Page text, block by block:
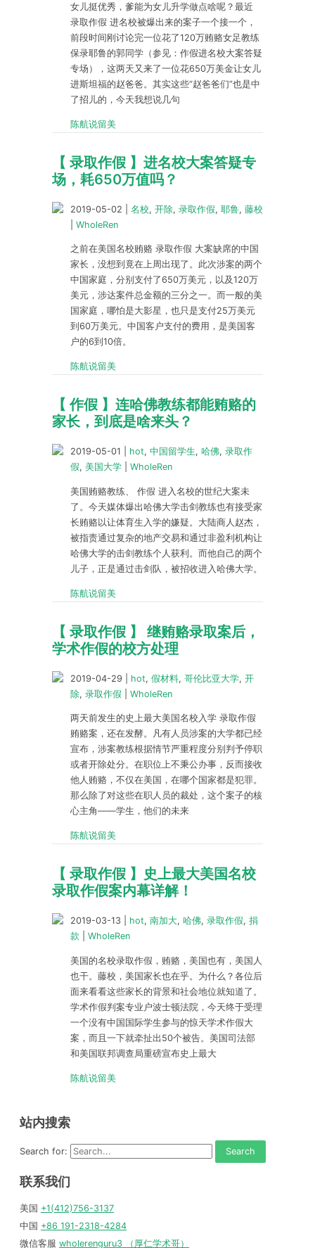
女儿挺优秀，爹能为女儿升学做点啥呢？最近
录取作假 进名校被爆出来的案子一个接一个，
前段时间刚讨论完一位花了120万贿赂女足教练
保录耶鲁的郭同学（参见：作假进名校大案答疑
专场），这两天又来了一位花650万美金让女儿
进斯坦福的赵爸爸。其实这些“赵爸爸们”也是中
了招儿的，今天我想说几句
陈航说留美
【 录取作假 】进名校大案答疑专
场，耗650万值吗？
2019-05-02 名校, 开除, 录取作假, 耶鲁, 藤校
WholeRen
之前在美国名校贿赂 录取作假 大案缺席的中国
家长，没想到竟在上周出现了。此次涉案的两个
中国家庭，分别支付了650万美元，以及120万
美元，涉达案件总金额的三分之一。而一般的美
国家庭，哪怕是大影星，也只是支付25万美元
到60万美元。中国客户支付的费用，是美国客
户的6到10倍。
陈航说留美
【 作假 】连哈佛教练都能贿赂的
家长，到底是啥来头？
2019-05-01 hot, 中国留学生, 哈佛, 录取作
假, 美国大学 WholeRen
美国贿赂教练、 作假 进入名校的世纪大案未
了。今天媒体爆出哈佛大学击剑教练也有接受家
长贿赂以让体育生入学的嫌疑。大陆商人赵杰，
被指责通过复杂的地产交易和通过非盈利机构让
哈佛大学的击剑教练个人获利。而他自己的两个
儿子，正是通过击剑队，被招收进入哈佛大学。
陈航说留美
【 录取作假 】 继贿赂录取案后，
学术作假的校方处理
2019-04-29 hot, 假材料, 哥伦比亚大学, 开
除, 录取作假 WholeRen
两天前发生的史上最大美国名校入学 录取作假
贿赂案，还在发酵。凡有人员涉案的大学都已经
宣布，涉案教练根据情节严重程度分别判予停职
或者开除处分。在职位上不秉公办事，反而接收
他人贿赂，不仅在美国，在哪个国家都是犯罪。
那么除了对这些在职人员的裁处，这个案子的核
心主角——学生，他们的未来
陈航说留美
【 录取作假 】史上最大美国名校
录取作假案内幕详解！
2019-03-13 hot, 南加大, 哈佛, 录取作假, 捐
款
WholeRen
美国的名校录取作假，贿赂，美国也有，美国人
也干。藤校，美国家长也在乎。为什么？各位后
面来看看这些家长的背景和社会地位就知道了。
学术作假判案专业户波士顿法院，今天终于受理
一个没有中国国际学生参与的惊天学术作假大
案，而且一下就牵扯出50个被告。美国司法部
和美国联邦调查局重磅宣布史上最大
陈航说留美
站内搜索
Search for:
联系我们
美国 +1(412)756-3137
中国 +86 191-2318-4284
微信客服 wholerenguru3 （厚仁学术哥）